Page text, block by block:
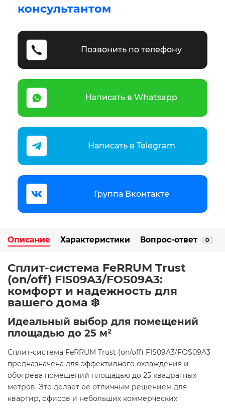
консультантом
Позвонить по телефону
Написать в Whatsapp
Написать в Telegram
Группа Вконтакте
Описание Характеристики Вопрос-ответ 0
Сплит-система FeRRUM Trust
(on/off) FIS09A3/FOS09A3:
комфорт и надежность для
вашего дома ❄️
Идеальный выбор для помещений
площадью до 25 м²
Сплит-система FeRRUM Trust (on/off) FIS09A3/FOS09A3
предназначена для эффективного охлаждения и
обогрева помещений площадью до 25 квадратных
метров. Это делает ее отличным решением для
квартир, офисов и небольших коммерческих